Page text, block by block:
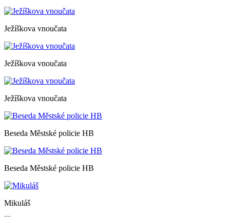
Ježíškova vnoučata
Ježíškova vnoučata
Ježíškova vnoučata
Beseda Městské policie HB
Beseda Městské policie HB
Mikuláš